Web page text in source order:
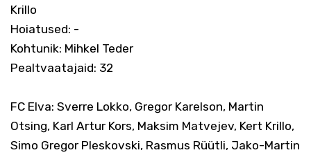
Krillo
Hoiatused: -
Kohtunik: Mihkel Teder
Pealtvaatajaid: 32
FC Elva: Sverre Lokko, Gregor Karelson, Martin
Otsing, Karl Artur Kors, Maksim Matvejev, Kert Krillo,
Simo Gregor Pleskovski, Rasmus Rüütli, Jako-Martin